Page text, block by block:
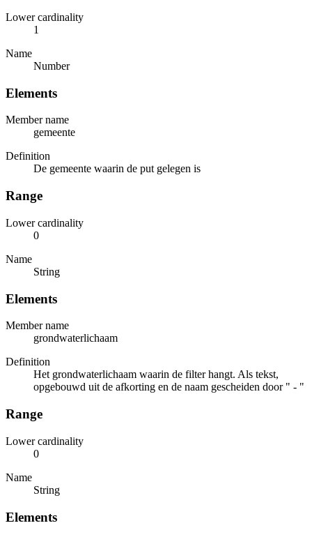
Lower cardinality
1
Name
Number
Elements
Member name
gemeente
Definition
De gemeente waarin de put gelegen is
Range
Lower cardinality
0
Name
String
Elements
Member name
grondwaterlichaam
Definition
Het grondwaterlichaam waarin de filter hangt. Als tekst,
opgebouwd uit de afkorting en de naam gescheiden door " - "
Range
Lower cardinality
0
Name
String
Elements